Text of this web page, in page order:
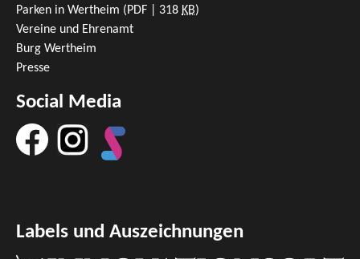
Parken in Wertheim (PDF | 318 KB)
Vereine und Ehrenamt
Burg Wertheim
Presse
Social Media
Labels und Auszeichnungen